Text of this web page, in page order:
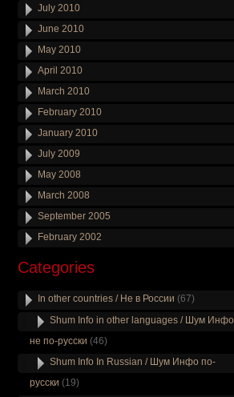
July 2010
June 2010
May 2010
April 2010
March 2010
February 2010
January 2010
July 2009
May 2008
March 2008
September 2005
February 2002
Categories
In other countries / Не в России (67)
Shum Info in other languages / Шум Инфо
не по-русски (46)
Shum Info In Russian / Шум Инфо по-
русски (19)